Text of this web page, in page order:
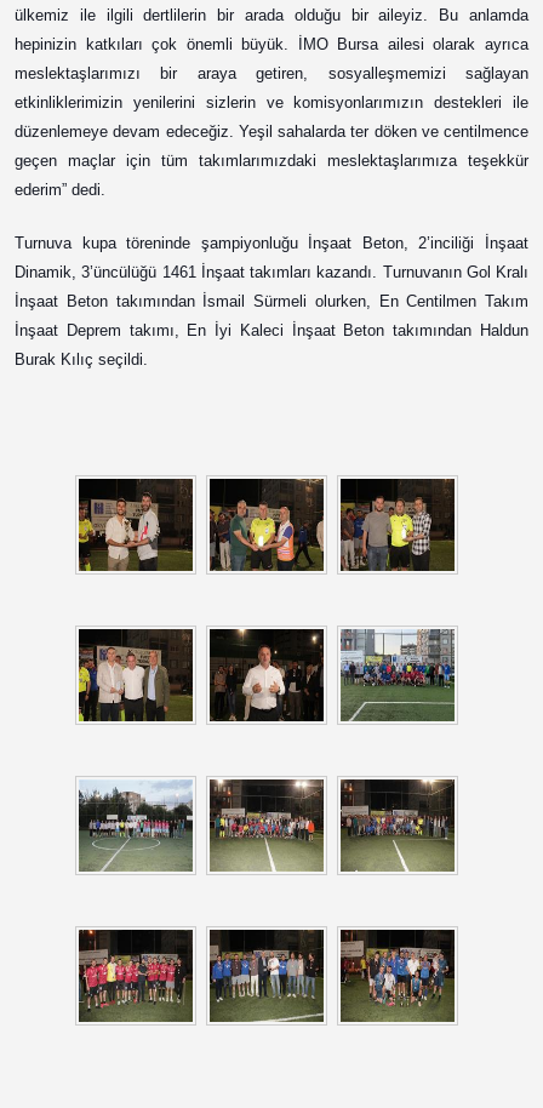
ülkemiz ile ilgili dertlilerin bir arada olduğu bir aileyiz. Bu anlamda
hepinizin katkıları çok önemli büyük. İMO Bursa ailesi olarak ayrıca
meslektaşlarımızı bir araya getiren, sosyalleşmemizi sağlayan
etkinliklerimizin yenilerini sizlerin ve komisyonlarımızın destekleri ile
düzenlemeye devam edeceğiz. Yeşil sahalarda ter döken ve centilmence
geçen maçlar için tüm takımlarımızdaki meslektaşlarımıza teşekkür
ederim” dedi.
Turnuva kupa töreninde şampiyonluğu İnşaat Beton, 2’inciliği İnşaat
Dinamik, 3’üncülüğü 1461 İnşaat takımları kazandı. Turnuvanın Gol Kralı
İnşaat Beton takımından İsmail Sürmeli olurken, En Centilmen Takım
İnşaat Deprem takımı, En İyi Kaleci İnşaat Beton takımından Haldun
Burak Kılıç seçildi.